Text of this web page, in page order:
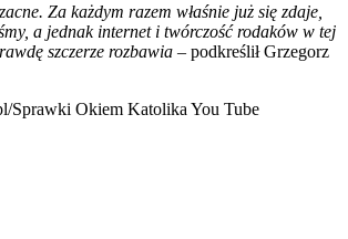
Za każdym razem właśnie już się zdaje,
a jednak internet i twórczość rodaków w tej
szczerze rozbawia – podkreślił Grzegorz
Sprawki Okiem Katolika You Tube